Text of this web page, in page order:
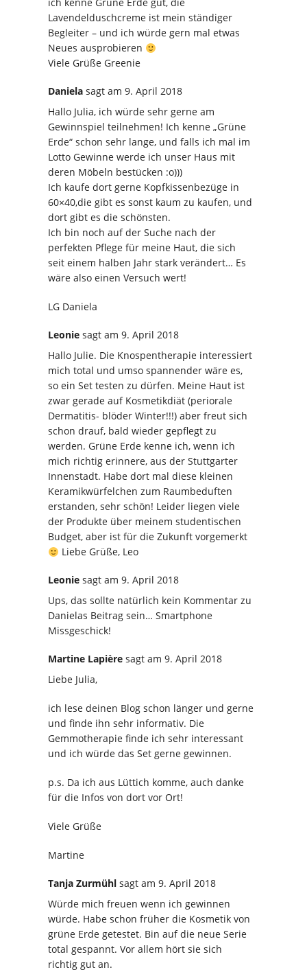
ich kenne Grüne Erde gut, die
Lavendelduschcreme ist mein ständiger
Begleiter – und ich würde gern mal etwas
Neues ausprobieren
Viele Grüße Greenie
Daniela sagt am 9. April 2018
Hallo Julia, ich würde sehr gerne am
Gewinnspiel teilnehmen! Ich kenne „Grüne
Erde“ schon sehr lange, und falls ich mal im
Lotto Gewinne werde ich unser Haus mit
deren Möbeln bestücken :o)))
Ich kaufe dort gerne Kopfkissenbezüge in
60×40,die gibt es sonst kaum zu kaufen, und
dort gibt es die schönsten.
Ich bin noch auf der Suche nach der
perfekten Pflege für meine Haut, die sich
seit einem halben Jahr stark verändert… Es
wäre also einen Versuch wert!
LG Daniela
Leonie sagt am 9. April 2018
Hallo Julie. Die Knospentherapie interessiert
mich total und umso spannender wäre es,
so ein Set testen zu dürfen. Meine Haut ist
zwar gerade auf Kosmetikdiät (periorale
Dermatitis- blöder Winter!!!) aber freut sich
schon drauf, bald wieder gepflegt zu
werden. Grüne Erde kenne ich, wenn ich
mich richtig erinnere, aus der Stuttgarter
Innenstadt. Habe dort mal diese kleinen
Keramikwürfelchen zum Raumbeduften
erstanden, sehr schön! Leider liegen viele
der Produkte über meinem studentischen
Budget, aber ist für die Zukunft vorgemerkt
Liebe Grüße, Leo
Leonie sagt am 9. April 2018
Ups, das sollte natürlich kein Kommentar zu
Danielas Beitrag sein… Smartphone
Missgeschick!
Martine Lapière sagt am 9. April 2018
Liebe Julia,
ich lese deinen Blog schon länger und gerne
und finde ihn sehr informativ. Die
Gemmotherapie finde ich sehr interessant
und ich würde das Set gerne gewinnen.
p.s. Da ich aus Lüttich komme, auch danke
für die Infos von dort vor Ort!
Viele Grüße
Martine
Tanja Zurmühl sagt am 9. April 2018
Würde mich freuen wenn ich gewinnen
würde. Habe schon früher die Kosmetik von
grüne Erde getestet. Bin auf die neue Serie
total gespannt. Vor allem hört sie sich
richtig gut an.